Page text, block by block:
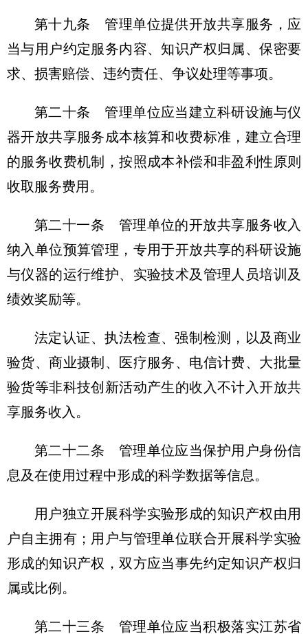
第十九条 管理单位提供开放共享服务，应
当与用户约定服务内容、知识产权归属、保密要
求、损害赔偿、违约责任、争议处理等事项。
第二十条 管理单位应当建立科研设施与仪
器开放共享服务成本核算和收费标准，建立合理
的服务收费机制，按照成本补偿和非盈利性原则
收取服务费用。
第二十一条 管理单位的开放共享服务收入
纳入单位预算管理，专用于开放共享的科研设施
与仪器的运行维护、实验技术及管理人员培训及
绩效奖励等。
法定认证、执法检查、强制检测，以及商业
验货、商业摄制、医疗服务、电信计费、大批量
验货等非科技创新活动产生的收入不计入开放共
享服务收入。
第二十二条 管理单位应当保护用户身份信
息及在使用过程中形成的科学数据等信息。
用户独立开展科学实验形成的知识产权由用
户自主拥有；用户与管理单位联合开展科学实验
形成的知识产权，双方应当事先约定知识产权归
属或比例。
第二十三条 管理单位应当积极落实江苏省